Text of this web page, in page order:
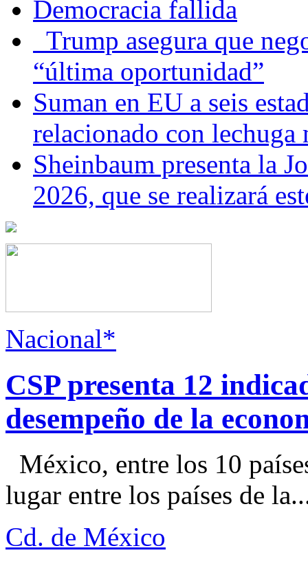
Democracia fallida
Trump asegura que
“última oportunidad”
Suman en EU a seis
relacionado con lechuga
Sheinbaum presenta la
2026, que se realizará
Nacional*
CSP presenta 12
desempeño de la
México, entre los 10
lugar entre los países de
Cd. de México